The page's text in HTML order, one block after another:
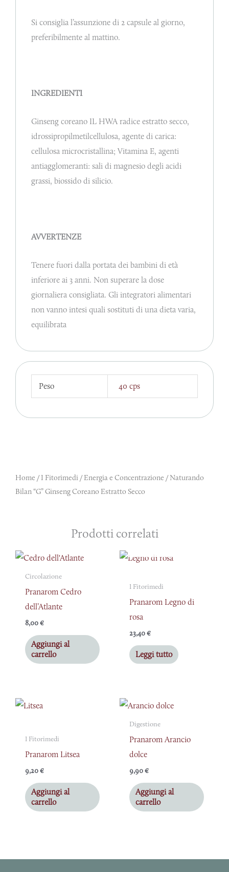
Si consiglia l’assunzione di 2 capsule al giorno,
preferibilmente al mattino.
INGREDIENTI
Ginseng coreano IL HWA radice estratto secco,
idrossipropilmetilcellulosa, agente di carica:
cellulosa microcristallina; Vitamina E, agenti
antiagglomeranti: sali di magnesio degli acidi
grassi, biossido di silicio.
AVVERTENZE
Tenere fuori dalla portata dei bambini di età
inferiore ai 3 anni. Non superare la dose
giornaliera consigliata. Gli integratori alimentari
non vanno intesi quali sostituti di una dieta varia,
equilibrata
Peso 40 cps
Home /I Fitorimedi /Energia e Concentrazione / Naturando
Bilan “G” Ginseng Coreano Estratto Secco
Prodotti correlati
Circolazione
Pranarom Cedro
dell’Atlante
8,00€
Aggiungi al
carrello
I Fitorimedi
Pranarom Legno di
rosa
23,40€
Leggi tutto
I Fitorimedi
Pranarom Litsea
9,20€
Aggiungi al
carrello
Digestione
Pranarom Arancio
dolce
9,90€
Aggiungi al
carrello